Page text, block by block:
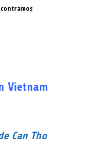
Vietnam
Can Tho